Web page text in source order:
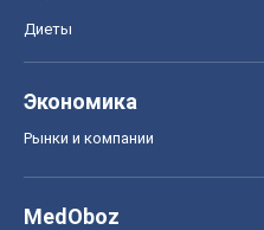
Диеты
Экономика
Рынки и компании
MedOboz